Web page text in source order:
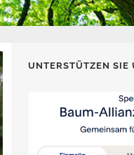
UNTERSTÜTZEN SIE